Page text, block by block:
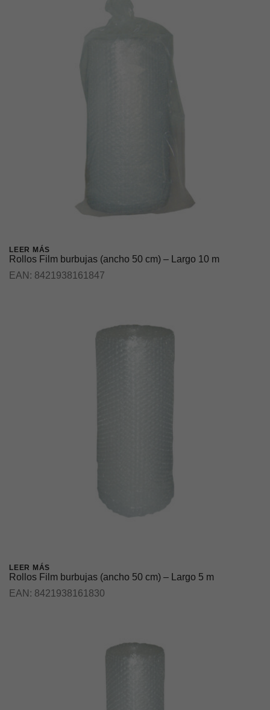
LEER MÁS
Rollos Film burbujas (ancho 50 cm) – Largo 10 m
EAN: 8421938161847
LEER MÁS
Rollos Film burbujas (ancho 50 cm) – Largo 5 m
EAN: 8421938161830